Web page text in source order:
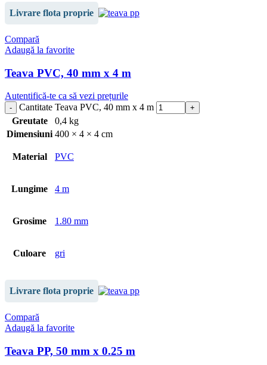
Livrare flota proprie
Compară
Adaugă la favorite
Teava PVC, 40 mm x 4 m
Autentifică-te ca să vezi prețurile
Cantitate Teava PVC, 40 mm x 4 m
Greutate
0,4 kg
Dimensiuni 400 × 4 × 4 cm
Material PVC
Lungime 4 m
Grosime 1.80 mm
Culoare gri
Livrare flota proprie
Compară
Adaugă la favorite
Teava PP, 50 mm x 0.25 m